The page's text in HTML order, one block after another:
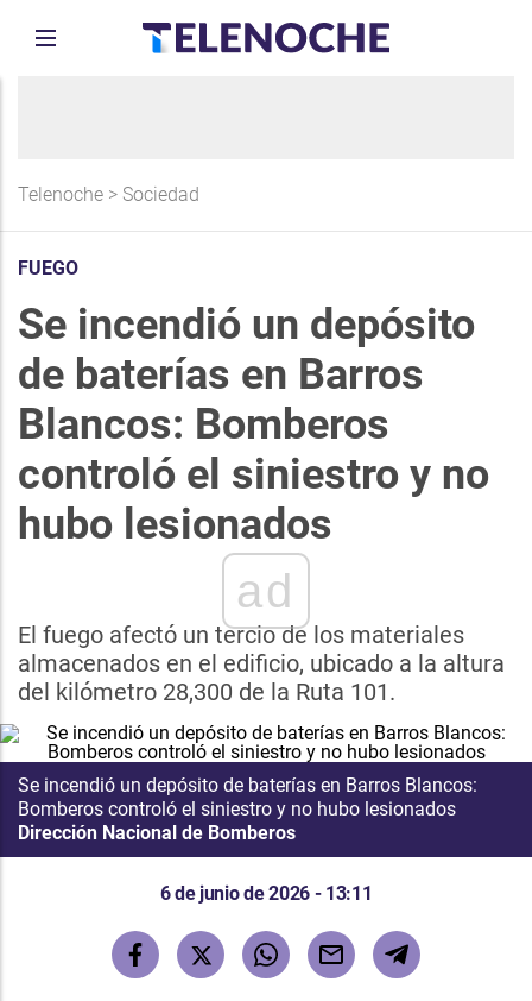
Telenoche > Sociedad
FUEGO
Se incendió un depósito
de baterías en Barros
Blancos: Bomberos
controló el siniestro y no
hubo lesionados
ad
El fuego afectó un tercio de los materiales
almacenados en el edificio, ubicado a la altura
del kilómetro 28,300 de la Ruta 101.
Se incendió un depósito de baterías en Barros Blancos:
Bomberos controló el siniestro y no hubo lesionados
Dirección Nacional de Bomberos
6 de junio de 2026 - 13:11